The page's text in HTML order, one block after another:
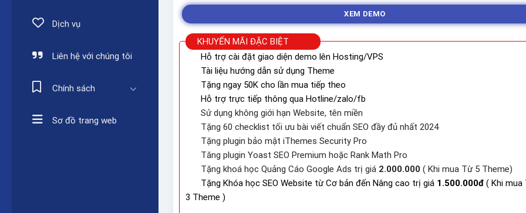
Dịch vụ
Liên hệ với chúng tôi
Chính sách
Sơ đồ trang web
700.000₫.là:
350.000₫.
XEM DEMO
KHUYẾN MÃI ĐẶC BIỆT
Hỗ trợ cài đặt giao diện demo lên Hosting/VPS
Tài liệu hướng dẫn sử dụng Theme
Tặng ngay 50K cho lần mua tiếp theo
Hỗ trợ trực tiếp thông qua Hotline/zalo/fb
Sử dụng không giới hạn Website, tên miền
Tặng 60 checklist tối ưu bài viết chuẩn SEO đầy đủ nhất 2024
Tặng plugin bảo mật iThemes Security Pro
Tăng plugin Yoast SEO Premium hoặc Rank Math Pro
Tặng khoá học Quảng Cáo Google Ads trị giá 2.000.000 ( Khi mua Từ 5 Theme)
Tặng Khóa học SEO Website từ Cơ bản đến Nâng cao trị giá 1.500.000đ ( Khi mua
3 Theme )